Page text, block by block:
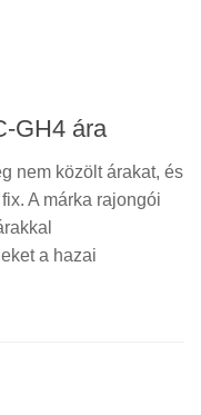
GH4 ára
nem közölt árakat, és
A márka rajongói
a hazai